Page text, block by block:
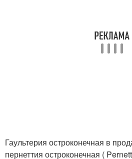
Гаультерия остроконечная в
пернеттия остроконечная (